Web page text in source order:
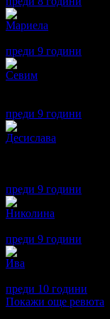
Мариела
преди 9 години
Севим
преди 9 години
Десислава
преди 9 години
Николина
преди 9 години
Ива
преди 10 години
Покажи още ревюта